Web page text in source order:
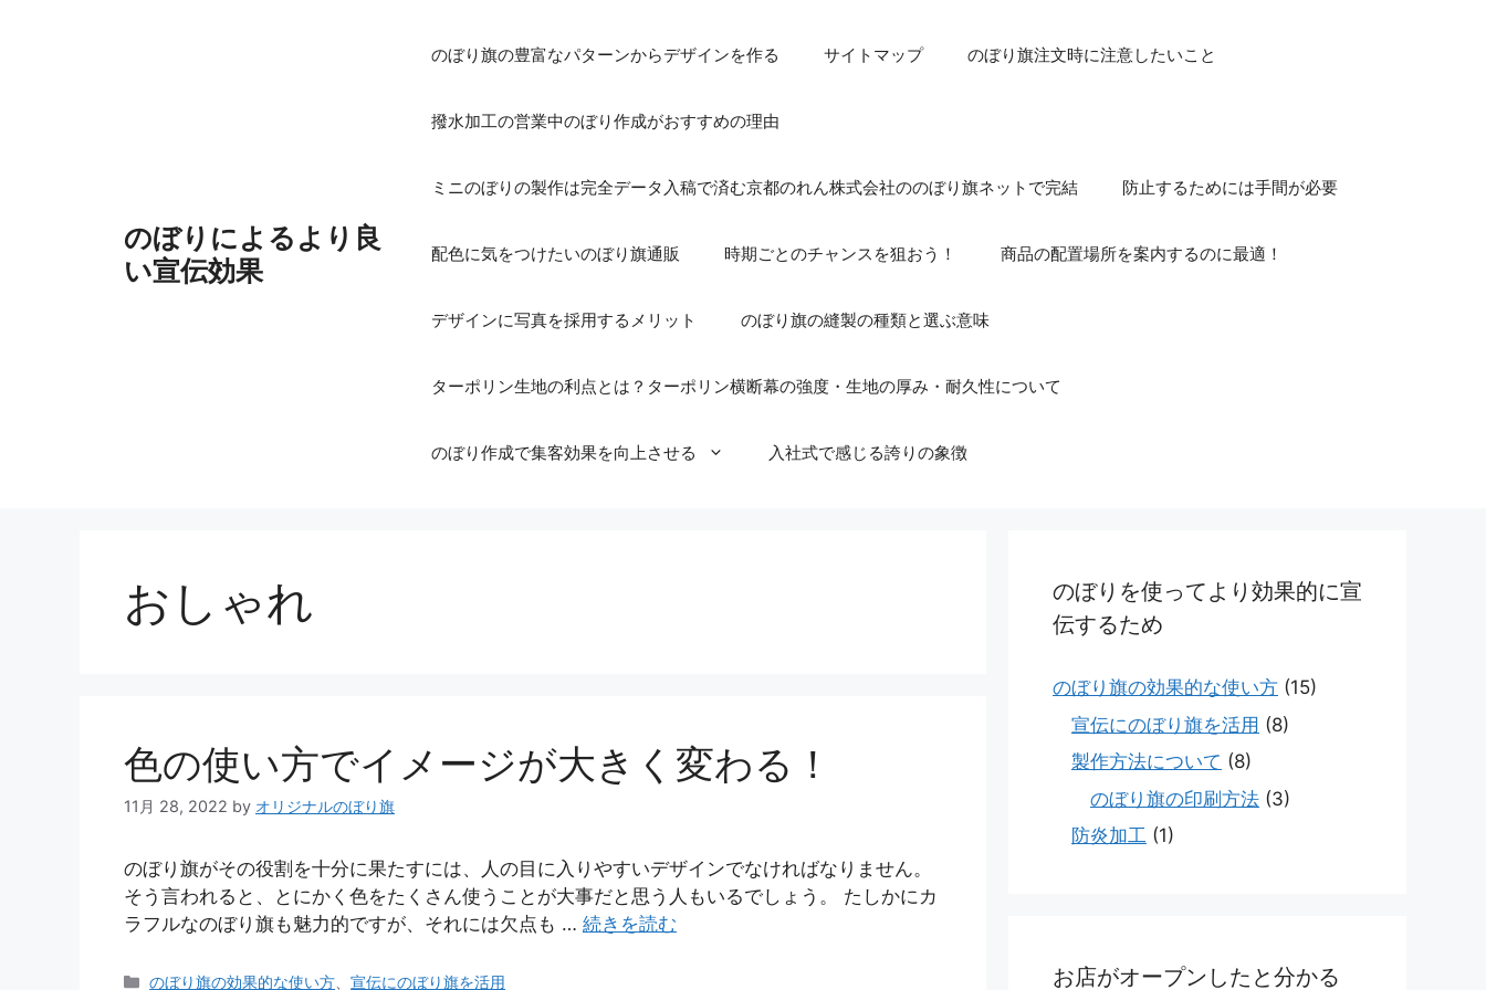
のぼりによるより良
い宣伝効果
のぼり旗の豊富なパターンからデザインを作る サイトマップ のぼり旗注文時に注意したいこと
撥水加工の営業中のぼり作成がおすすめの理由
ミニのぼりの製作は完全データ入稿で済む京都のれん株式会社ののぼり旗ネットで完結 防止するためには手間が必要
配色に気をつけたいのぼり旗通販 時期ごとのチャンスを狙おう！ 商品の配置場所を案内するのに最適！
デザインに写真を採用するメリット のぼり旗の縫製の種類と選ぶ意味
ターポリン生地の利点とは？ターポリン横断幕の強度・生地の厚み・耐久性について
のぼり作成で集客効果を向上させる 入社式で感じる誇りの象徴
おしゃれ
色の使い方でイメージが大きく変わる！
11月 28, 2022 by オリジナルのぼり旗
のぼり旗がその役割を十分に果たすには、人の目に入りやすいデザインでなければなりません。
そう言われると、とにかく色をたくさん使うことが大事だと思う人もいるでしょう。 たしかにカ
ラフルなのぼり旗も魅力的ですが、それには欠点も … 続きを読む
カ
のぼり旗の効果的な使い方 、宣伝にのぼり旗を活用
のぼりを使ってより効果的に宣
伝するため
のぼり旗の効果的な使い方 (15)
宣伝にのぼり旗を活用 (8)
製作方法について (8)
のぼり旗の印刷方法 (3)
防炎加工 (1)
お店がオープンしたと分かる